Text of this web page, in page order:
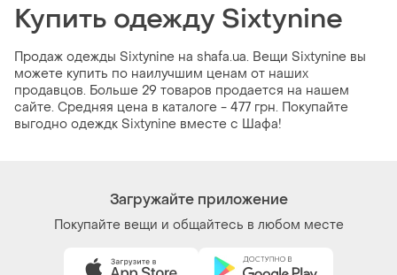
Купить одежду Sixtynine
Продаж одежды Sixtynine на shafa.ua. Вещи Sixtynine вы
можете купить по наилучшим ценам от наших
продавцов. Больше 29 товаров продается на нашем
сайте. Средняя цена в каталоге - 477 грн. Покупайте
выгодно одеждк Sixtynine вместе с Шафа!
Загружайте приложение
Покупайте вещи и общайтесь в любом месте